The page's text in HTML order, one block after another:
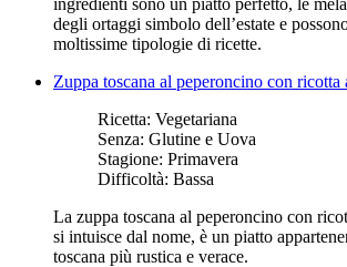
degli ortaggi simbolo dell’estate e
moltissime tipologie di ricette.
Zuppa toscana al peperoncino con ricotta
Ricetta: Vegetariana
Senza: Glutine e Uova
Stagione: Primavera
Difficoltà: Bassa
La zuppa toscana al peperoncino con
si intuisce dal nome, è un piatto
toscana più rustica e verace.